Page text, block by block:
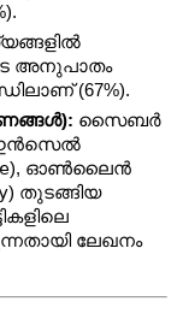
അനുപാതം
(67%).
സൈബർ
), ഓൺലൈൻ
) തുടങ്ങിയ
ലേഖനം